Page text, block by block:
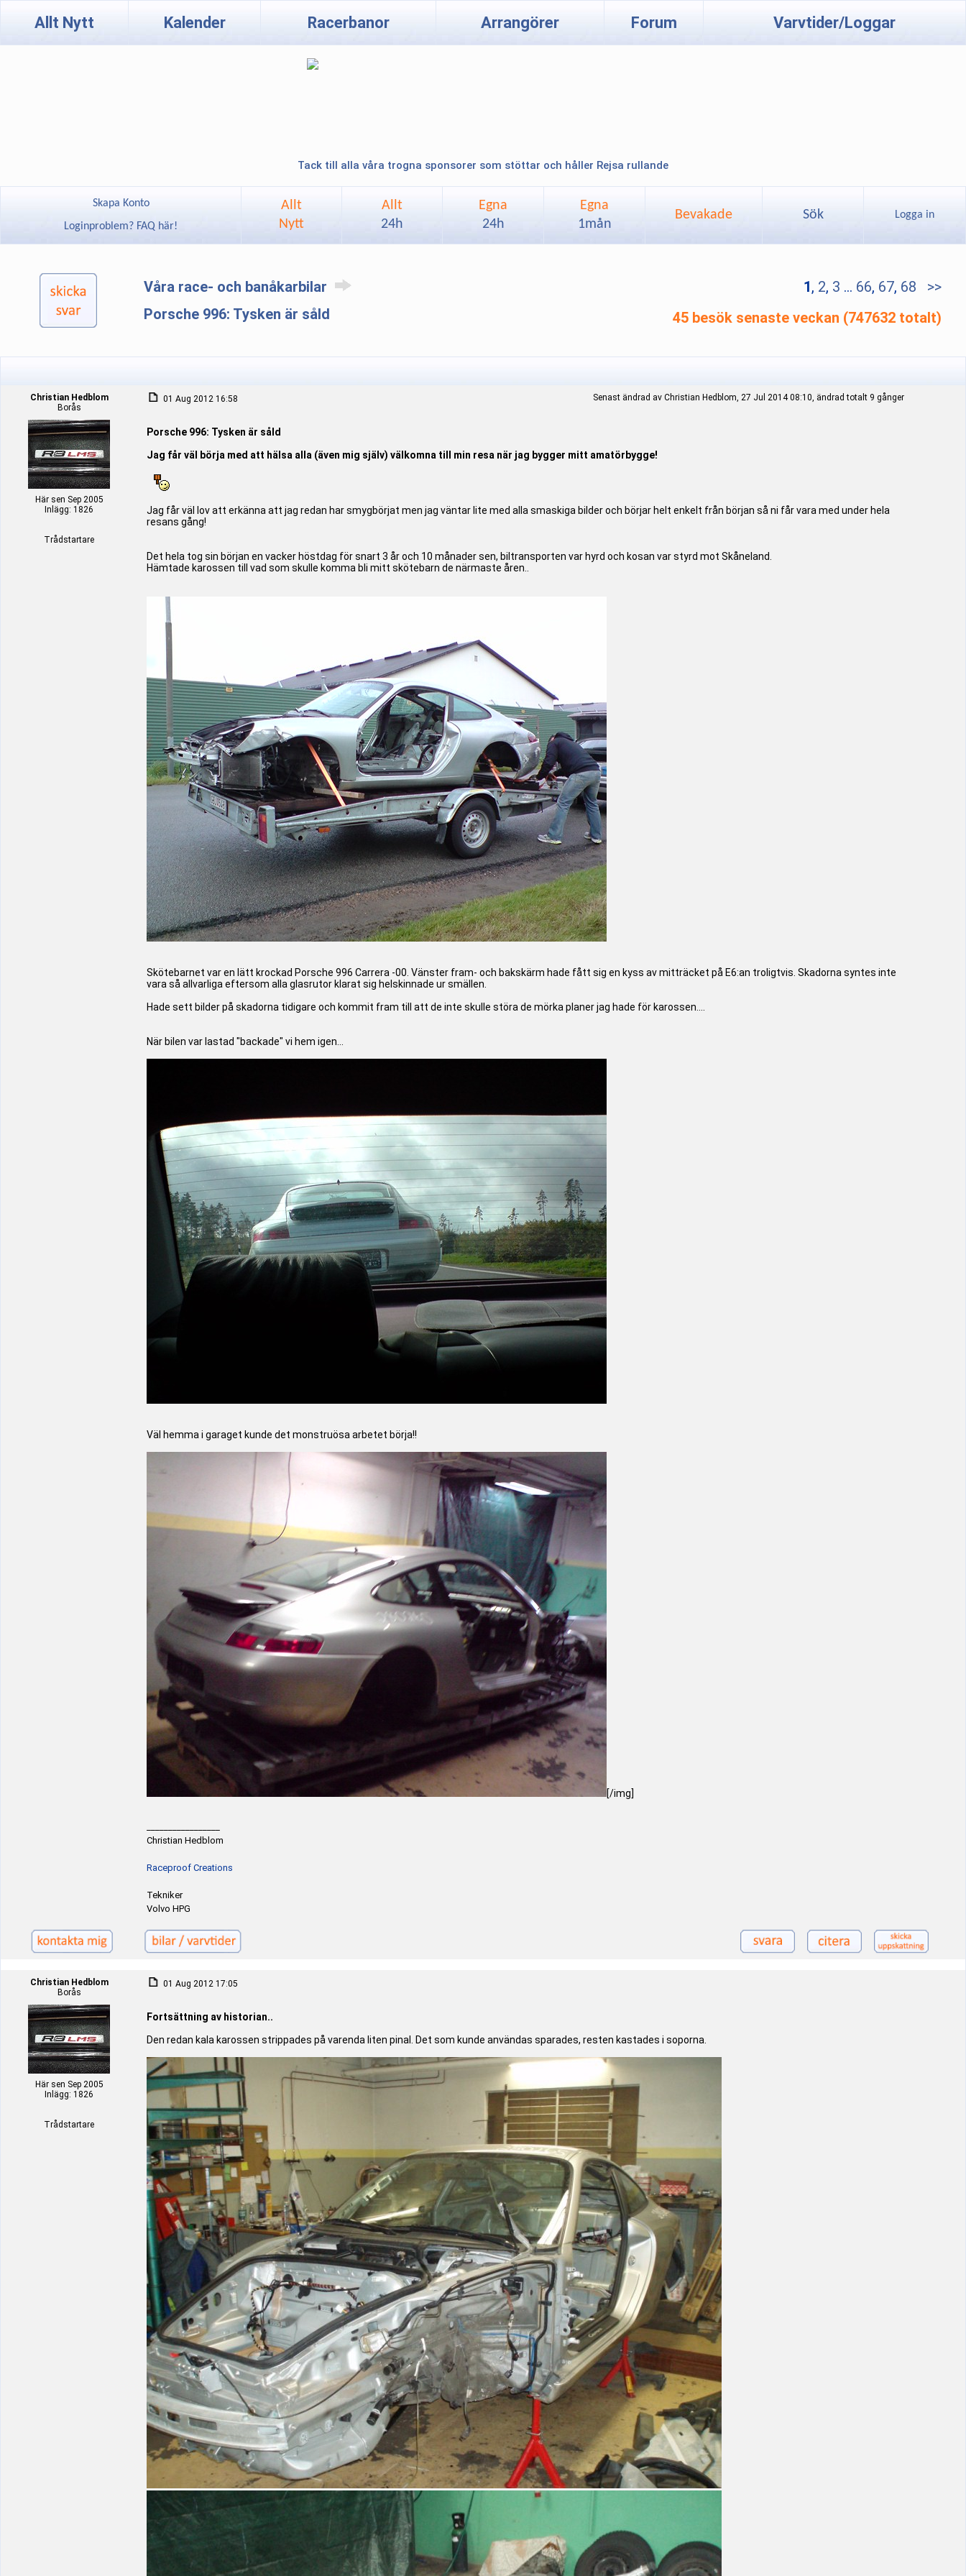
Allt Nytt Kalender Racerbanor Arrangörer Forum Varvtider/Loggar
Tack till alla våra trogna sponsorer som stöttar och håller Rejsa rullande
Skapa Konto
Loginproblem? FAQ här!
Allt
Nytt
Allt
24h
Egna
24h
Egna
1mån
Bevakade Sök Logga in
Våra race- och banåkarbilar
Porsche 996: Tysken är såld
1, 2, 3 ... 66, 67, 68
>>
45 besök senaste veckan (747632 totalt)
Christian Hedblom
Borås
Här sen Sep 2005
Inlägg: 1826
Trådstartare
01 Aug 2012 16:58 Senast ändrad av Christian Hedblom, 27 Jul 2014 08:10, ändrad totalt 9 gånger
Porsche 996: Tysken är såld
Jag får väl börja med att hälsa alla (även mig själv) välkomna till min resa när jag bygger mitt amatörbygge!
Jag får väl lov att erkänna att jag redan har smygbörjat men jag väntar lite med alla smaskiga bilder och börjar helt enkelt från början så ni får vara med under hela
resans gång!
Det hela tog sin början en vacker höstdag för snart 3 år och 10 månader sen, biltransporten var hyrd och kosan var styrd mot Skåneland.
Hämtade karossen till vad som skulle komma bli mitt skötebarn de närmaste åren..
Skötebarnet var en lätt krockad Porsche 996 Carrera -00. Vänster fram- och bakskärm hade fått sig en kyss av mitträcket på E6:an troligtvis. Skadorna syntes inte
vara så allvarliga eftersom alla glasrutor klarat sig helskinnade ur smällen.
Hade sett bilder på skadorna tidigare och kommit fram till att de inte skulle störa de mörka planer jag hade för karossen....
När bilen var lastad "backade" vi hem igen...
Väl hemma i garaget kunde det monstruösa arbetet börja!!
[/img]
Christian Hedblom
Raceproof Creations
Tekniker
Volvo HPG
Christian Hedblom
Borås
Här sen Sep 2005
Inlägg: 1826
Trådstartare
01 Aug 2012 17:05
Fortsättning av historian..
Den redan kala karossen strippades på varenda liten pinal. Det som kunde användas sparades, resten kastades i soporna.